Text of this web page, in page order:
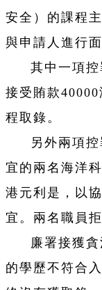
安全）的課程
與申請人進行
其中一項
接受賄款
程取錄。
另外兩項
宜的兩名海洋
港元利是，以
宜。兩名職員
廉署接獲
的學歷不符合